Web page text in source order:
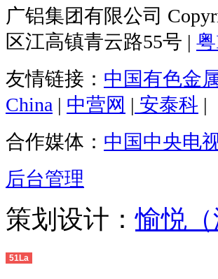
广铝集团有限公司
区江高镇青云路55号 |
友情链接： 中国有色金
China | 中营网 | 安泰科
合作媒体： 中国中央电
后台管理
策划设计：愉悦
51La